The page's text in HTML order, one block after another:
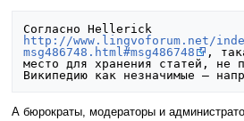
навигации
поиску
http://www.lingvoforum.net/
msg486748.html#msg486748
,
место для хранения статей, не
А бюрократы, модераторы и